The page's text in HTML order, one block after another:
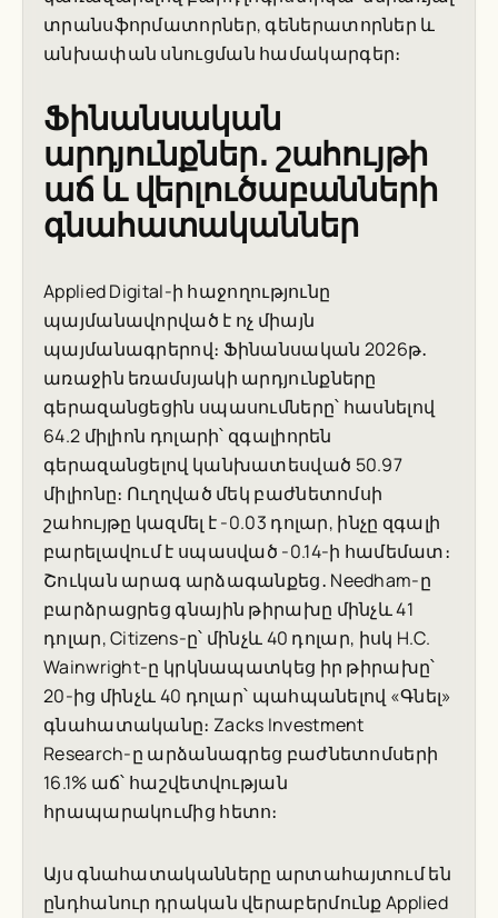
տրանսֆորմատորներ, գեներատորներ և
անխափան սնուցման համակարգեր։
Ֆինանսական
արդյունքներ․ շահույթի
աճ և վերլուծաբանների
գնահատականներ
Applied Digital-ի հաջողությունը
պայմանավորված է ոչ միայն
պայմանագրերով։ Ֆինանսական 2026թ․
առաջին եռամսյակի արդյունքները
գերազանցեցին սպասումները՝ հասնելով
64.2 միլիոն դոլարի՝ զգալիորեն
գերազանցելով կանխատեսված 50.97
միլիոնը։ Ուղղված մեկ բաժնետոմսի
շահույթը կազմել է -0.03 դոլար, ինչը զգալի
բարելավում է սպասված -0.14-ի համեմատ։
Շուկան արագ արձագանքեց․ Needham-ը
բարձրացրեց գնային թիրախը մինչև 41
դոլար, Citizens-ը՝ մինչև 40 դոլար, իսկ H.C.
Wainwright-ը կրկնապատկեց իր թիրախը՝
20-ից մինչև 40 դոլար՝ պահպանելով «Գնել»
գնահատականը։ Zacks Investment
Research-ը արձանագրեց բաժնետոմսերի
16.1% աճ՝ հաշվետվության
հրապարակումից հետո։
Այս գնահատականները արտահայտում են
ընդհանուր դրական վերաբերմունք Applied